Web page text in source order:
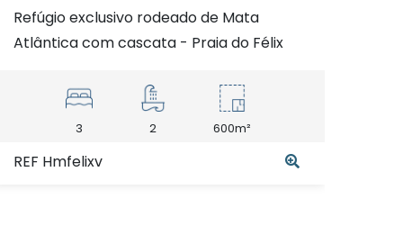
Refúgio exclusivo rodeado de Mata
Atlântica com cascata - Praia do Félix
3 2 600m²
REF Hmfelixv